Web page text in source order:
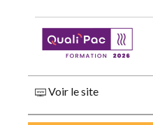
Voir le site